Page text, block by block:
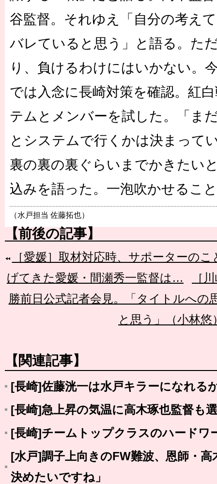
谷監督。それゆえ「自分の考え
バレていると思う」と語る。た
り、負けるわけにはいかない。
では入念に長崎対策を確認。紅
テムとメンバーを試した。「ま
とシステムで行くかは決まって
裏の裏の裏ぐらいまでかきたい
込みを語った。一泡吹かせるこ
（水戸担当 佐藤拓也）
【前後の記事】
［愛媛］取材対応時、サポーターの
げてきた愛媛・間瀬秀一監督は…
［
勝前日公式記者会見。「タイトルへの
と思う」（小林悠
【関連記事】
[長崎]佐藤洸一は水戸キラーになれる
[長崎]急上昇の気温に高木琢也監督も
[長崎]チームトップクラスのハードワ
[水戸]調子上向きのFW難波、恩師・
決めたいですね」